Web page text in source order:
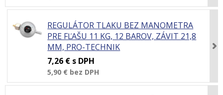
REGULÁTOR TLAKU BEZ MANOMETRA
PRE FĽAŠU 11 KG, 12 BAROV, ZÁVIT 21,8
MM, PRO-TECHNIK
7,26 € s DPH
5,90 € bez DPH